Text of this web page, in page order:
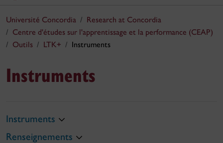
Université Concordia
Research at Concordia
Centre d'études sur l'apprentissage et la performance (CEAP)
Outils
LTK+ Instruments
Instruments
Instruments
Renseignements